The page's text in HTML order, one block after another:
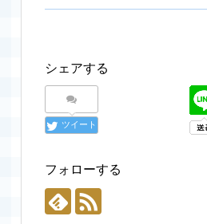
シェアする
ツイート
フォローする